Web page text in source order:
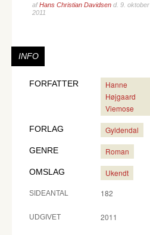
afHans Christian Davidsen d. 9. oktober
2011
INFO
FORFATTER
Hanne
Højgaard
Viemose
FORLAG Gyldendal
GENRE Roman
OMSLAG Ukendt
SIDEANTAL 182
UDGIVET 2011